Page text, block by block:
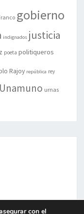
gobierno
indignados justicia
poeta politiqueros
Rajoy república rey
Unamuno urnas
con el